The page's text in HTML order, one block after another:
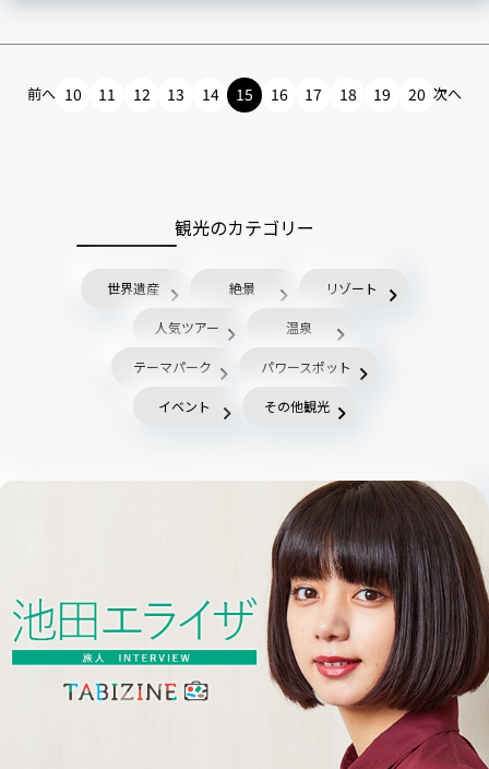
前へ 10 11 12 13 14 15 16 17 18 19 20 次へ
観光のカテゴリー
世界遺産 絶景 リゾート
人気ツアー 温泉
テーマパーク パワースポット
イベント その他観光